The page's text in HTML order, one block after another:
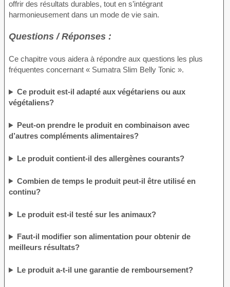
offrir des résultats durables, tout en s’intégrant
harmonieusement dans un mode de vie sain.
Questions / Réponses :
Ce chapitre vous aidera à répondre aux questions les plus
fréquentes concernant « Sumatra Slim Belly Tonic ».
Ce produit est-il adapté aux végétariens ou aux
végétaliens?
Peut-on prendre le produit en combinaison avec
d’autres compléments alimentaires?
Le produit contient-il des allergènes courants?
Combien de temps le produit peut-il être utilisé en
continu?
Le produit est-il testé sur les animaux?
Faut-il modifier son alimentation pour obtenir de
meilleurs résultats?
Le produit a-t-il une garantie de remboursement?